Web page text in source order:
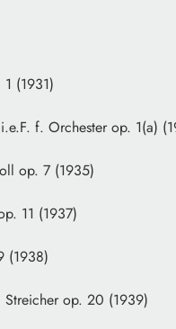
(1931)
f. Orchester op. 1(a)
op. 7 (1935)
11 (1937)
(1938)
op. 20 (1939)